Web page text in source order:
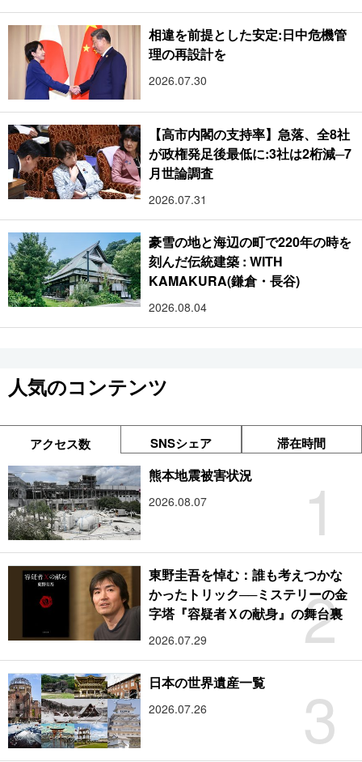
相違を前提とした安定:日中危機管
理の再設計を
2026.07.30
【高市内閣の支持率】急落、全8社
が政権発足後最低に:3社は2桁減─7
月世論調査
2026.07.31
豪雪の地と海辺の町で220年の時を
刻んだ伝統建築 : WITH
KAMAKURA(鎌倉・長谷)
2026.08.04
人気のコンテンツ
アクセス数 SNSシェア 滞在時間
1
熊本地震被害状況
2026.08.07
2
東野圭吾を悼む：誰も考えつかな
かったトリック──ミステリーの金
字塔『容疑者Ｘの献身』の舞台裏
2026.07.29
3
日本の世界遺産一覧
2026.07.26